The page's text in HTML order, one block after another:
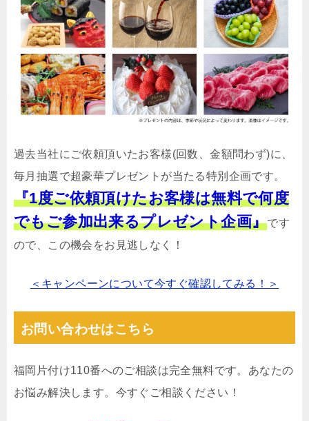
過去当社にご依頼頂いたお客様(回数、金額問わず)に、
毎月抽選で超豪華プレゼントが当たる特別企画です。
『1度ご依頼頂けたお客様は無料で何度
でもご参加出来るプレゼント企画』です
ので、この機会をお見逃しなく！
＜キャンペーンについて今すぐ確認してみる！＞
お問い合わせはこちら
福岡片付け110番へのご相談は完全無料です。あなたの
お悩み解決します。今すぐご相談ください！